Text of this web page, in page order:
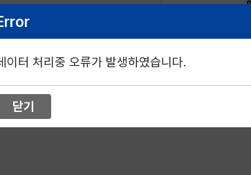
좌우로 스크롤해
팀명 직위(
이터 처리중 오류가 발생하였습니다.
닫기